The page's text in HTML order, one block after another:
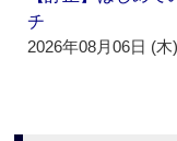
チ
2026年08月06日 (木)